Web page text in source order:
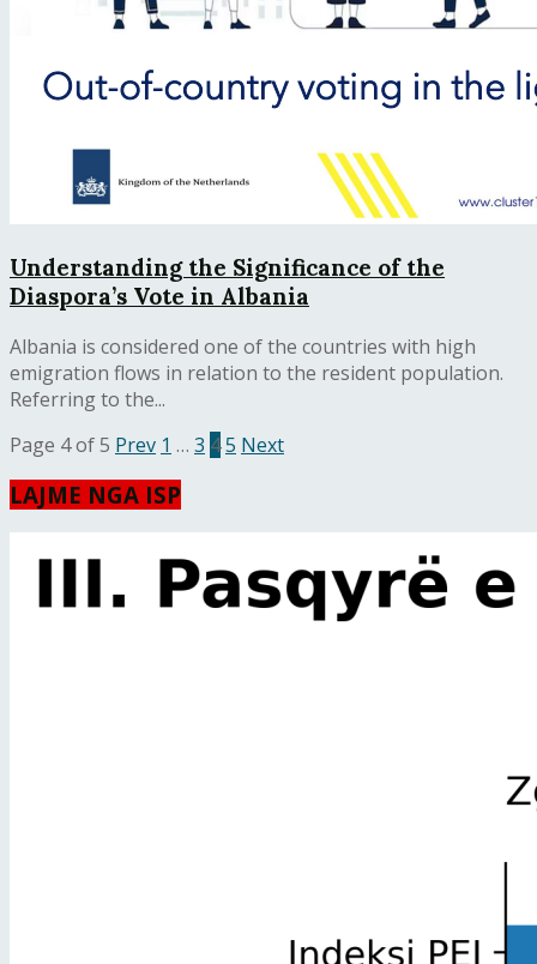
Understanding the Significance of the
Diaspora’s Vote in Albania
Albania is considered one of the countries with high
emigration flows in relation to the resident population.
Referring to the...
Page 4 of 5 Prev 1 … 3 45 Next
LAJME NGA ISP